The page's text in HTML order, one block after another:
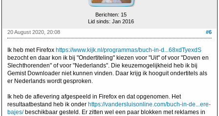
Berichten: 15
Lid sinds: Jan 2016
#6
20 August 2020, 20:08
Ik heb met Firefox https://www.kijk.nl/programmas/buch-in-d...68xdTyexdS
bezocht en daar kon ik bij "Ondertiteling" kiezen voor "Uit" of voor "Doven en
Slechthorenden" of voor "Nederlands". Die keuzemogelijkheid heb ik bij
Gemist Downloader niet kunnen vinden. Daar krijg ik hooguit ondertitels als
er Nederlands wordt gesproken.
Ik heb de aflevering afgespeeld in Firefox en dat opgenomen. Het
resultaatbestand heb ik onder https://vandersluisonline.com/buch-in-de...ere-
bajes/beschikbaar gesteld. Er zitten wel een paar blokken met reklames in